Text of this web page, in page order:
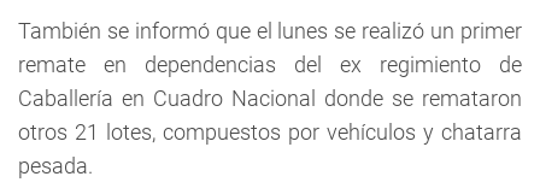
También se informó que el lunes se realizó un primer
remate en dependencias del ex regimiento de
Caballería en Cuadro Nacional donde se remataron
otros 21 lotes, compuestos por vehículos y chatarra
pesada.